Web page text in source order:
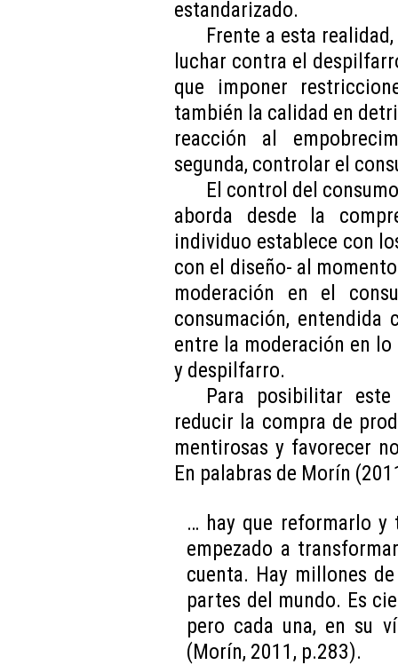
estandarizado.
Frente a esta
luchar contra el
que imponer
también la calidad en
reacción al
segunda, controlar el
El control del
aborda desde la
individuo establece con
con el diseño- al
moderación en el
consumación, entendida
entre la moderación en
y despilfarro.
Para posibilitar
reducir la compra de
mentirosas y favorecer
En palabras de Morín
… hay que reformarlo
empezado a
cuenta. Hay millones
partes del mundo. Es
pero cada una, en su
(Morín, 2011, p.283).